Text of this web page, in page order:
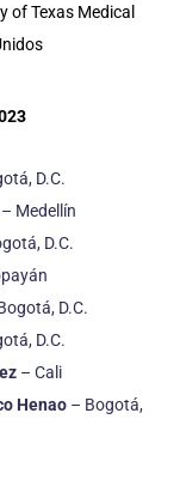
of Texas Medical
D.C.
– Medellín
D.C.
D.C.
D.C.
– Cali
Henao– Bogotá,